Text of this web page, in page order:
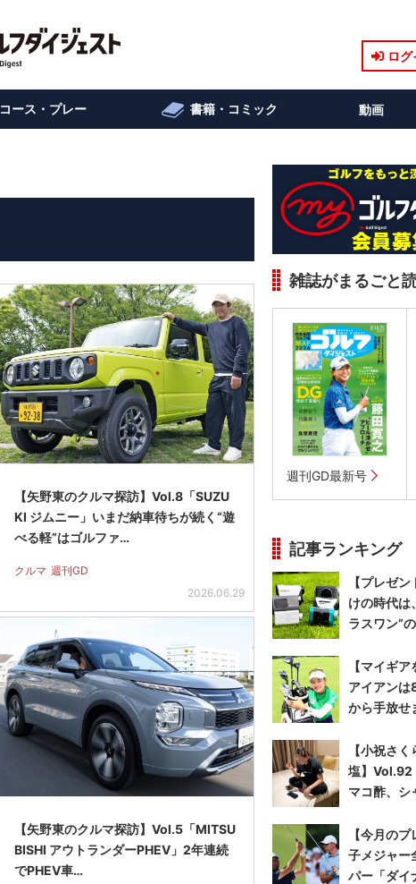
ログ
コース・プレー 書籍・コミック 動画
【矢野東のクルマ探訪】Vol.8「SUZU
KI ジムニー」いまだ納車待ちが続く“遊
べる軽”はゴルファ…
クルマ 週刊GD
2026.06.29
【矢野東のクルマ探訪】Vol.5「MITSU
BISHI アウトランダーPHEV」2年連続
でPHEV車…
雑誌がまるごと
週刊GD最新号
記事ランキング
【プレゼ
けの時代
ラスワン”
【マイギ
アイアンは
から手放せ
【小祝さ
塩】
マコ酢、シ
【今月の
子メジャー
パー「ダイ